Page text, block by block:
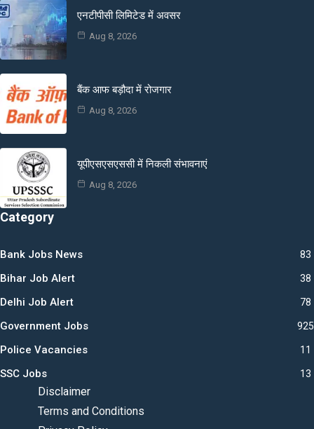
एनटीपीसी लिमिटेड में अवसर
Aug 8, 2026
बैंक आफ बड़ौदा में रोजगार
Aug 8, 2026
यूपीएसएसएससी में निकली संभावनाएं
Aug 8, 2026
Category
Bank Jobs News 83
Bihar Job Alert 38
Delhi Job Alert 78
Government Jobs 925
Police Vacancies 11
SSC Jobs 13
Disclaimer
Terms and Conditions